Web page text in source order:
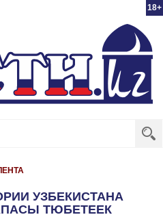
18+
УЗБЕКИСТАНА
ТЮБЕТЕЕК